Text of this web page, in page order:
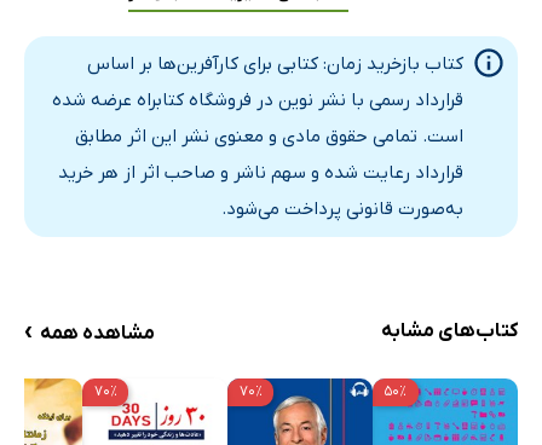
کتاب بازخرید زمان: کتابی برای کارآفرین‌ها بر اساس
قرارداد رسمی با نشر نوین در فروشگاه کتابراه عرضه شده
است. تمامی حقوق مادی و معنوی نشر این اثر مطابق
قرارداد رعایت شده و سهم ناشر و صاحب اثر از هر خرید
به‌صورت قانونی پرداخت می‌شود.
کتاب‌های مشابه مشاهده همه ›
۵۰٪ ۷۰٪ ۷۰٪